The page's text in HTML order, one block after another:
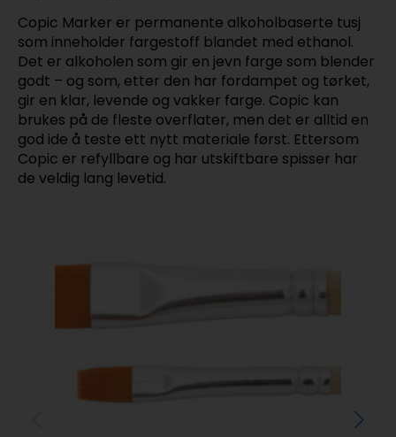
Copic Marker er permanente alkoholbaserte tusj
som inneholder fargestoff blandet med ethanol.
Det er alkoholen som gir en jevn farge som blender
godt – og som, etter den har fordampet og tørket,
gir en klar, levende og vakker farge. Copic kan
brukes på de fleste overflater, men det er alltid en
god ide å teste ett nytt materiale først. Ettersom
Copic er refyllbare og har utskiftbare spisser har
de veldig lang levetid.